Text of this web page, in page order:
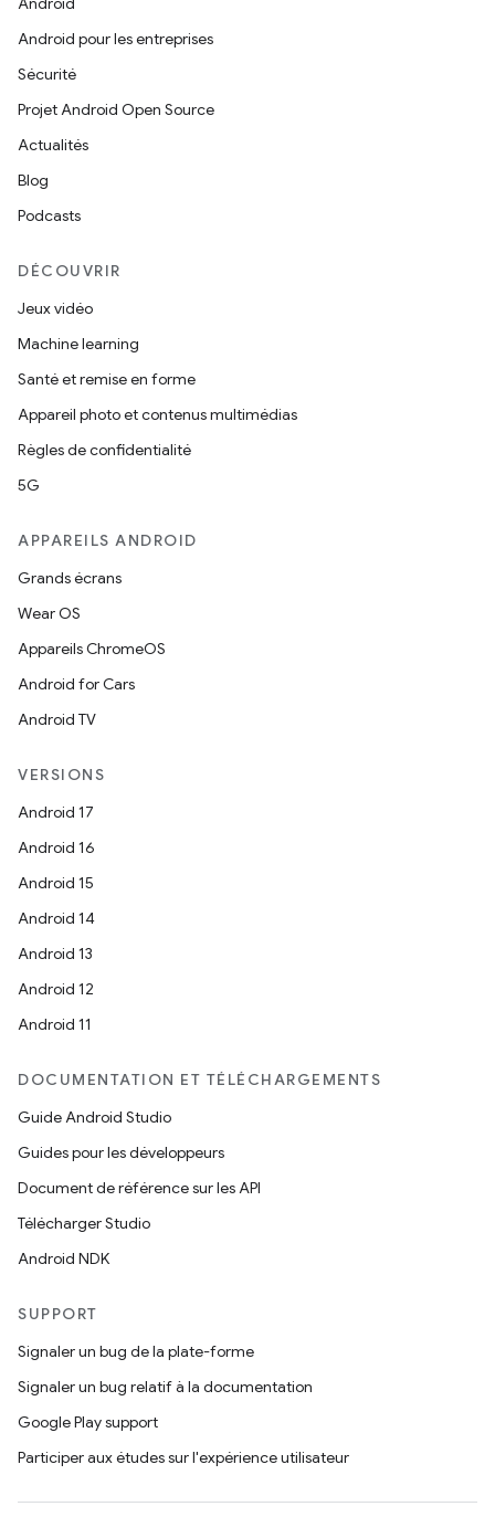
Android pour les entreprises
Sécurité
Projet Android Open Source
Actualités
Blog
Podcasts
DÉCOUVRIR
Jeux vidéo
Machine learning
Santé et remise en forme
Appareil photo et contenus multimédias
Règles de confidentialité
5G
APPAREILS ANDROID
Grands écrans
Wear OS
Appareils ChromeOS
Android for Cars
Android TV
VERSIONS
Android 17
Android 16
Android 15
Android 14
Android 13
Android 12
Android 11
DOCUMENTATION ET TÉLÉCHARGEMENTS
Guide Android Studio
Guides pour les développeurs
Document de référence sur les API
Télécharger Studio
Android NDK
SUPPORT
Signaler un bug de la plate-forme
Signaler un bug relatif à la documentation
Google Play support
Participer aux études sur l'expérience utilisateur